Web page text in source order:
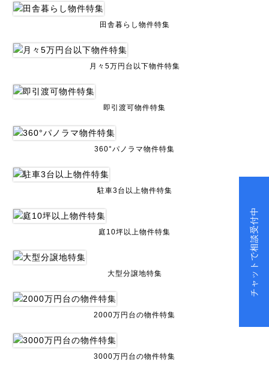
田舎暮らし物件特集
月々5万円台以下物件特集
即引渡可物件特集
360°パノラマ物件特集
駐車3台以上物件特集
庭10坪以上物件特集
大型分譲地特集
2000万円台の物件特集
3000万円台の物件特集
チャットで相談受付中